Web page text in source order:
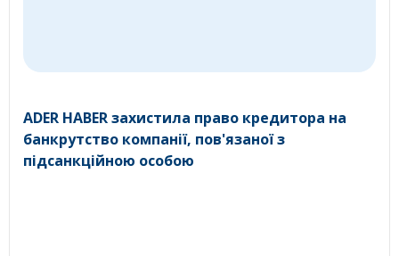
ADER HABER захистила право кредитора на
банкрутство компанії, пов'язаної з
підсанкційною особою